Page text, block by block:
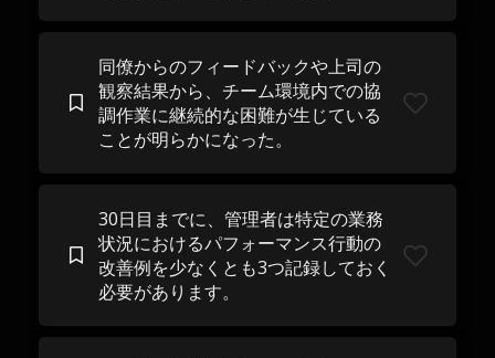
同僚からのフィードバックや上司の
観察結果から、チーム環境内での協
調作業に継続的な困難が生じている
ことが明らかになった。
30日目までに、管理者は特定の業務
状況におけるパフォーマンス行動の
改善例を少なくとも3つ記録しておく
必要があります。